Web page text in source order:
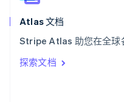
Atlas 文档
Stripe Atlas 助您在全球
探索文档
匈牙利
English
ItalianoEnglish
印度
English